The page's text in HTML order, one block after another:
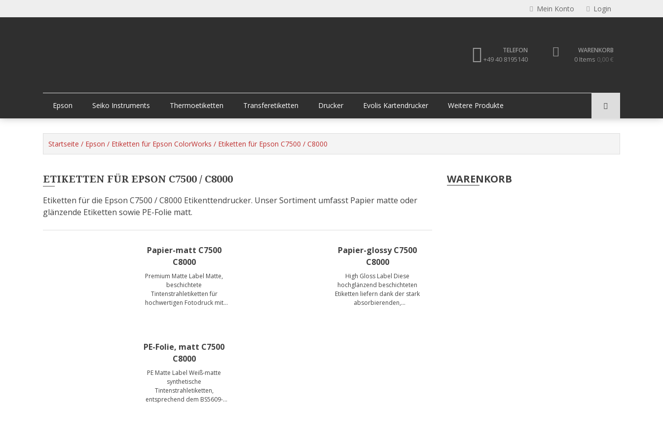
to
Mein Konto Login
TELEFON
+49 40 8195140
WARENKORB
0 Items 0,00 €
Epson Seiko Instruments Thermoetiketten Transferetiketten Drucker Evolis Kartendrucker Weitere Produkte
Startseite / Epson / Etiketten für Epson ColorWorks / Etiketten für Epson C7500 / C8000
ETIKETTEN FÜR EPSON C7500 / C8000
Etiketten für die Epson C7500 / C8000 Etikenttendrucker. Unser Sortiment umfasst Papier matte oder
glänzende Etiketten sowie PE-Folie matt.
Papier-matt C7500
C8000
Premium Matte Label Matte,
beschichtete
Tintenstrahletiketten für
hochwertigen Fotodruck mit
Papier-glossy C7500
C8000
High Gloss Label Diese
hochglänzend beschichteten
Etiketten liefern dank der stark
absorbierenden,
PE-Folie, matt C7500
C8000
PE Matte Label Weiß-matte
synthetische
Tintenstrahletiketten,
entsprechend dem BS5609-
WARENKORB